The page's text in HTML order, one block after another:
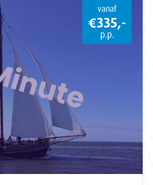
vanaf
€335,-
p.p.